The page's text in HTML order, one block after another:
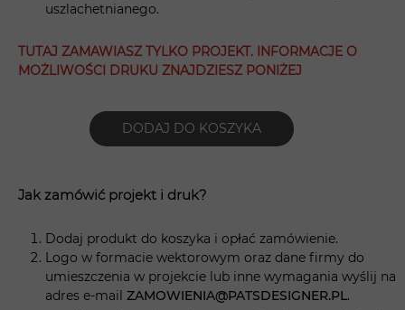
uszlachetnianego.
TUTAJ ZAMAWIASZ TYLKO PROJEKT. INFORMACJE O
MOŻLIWOŚCI DRUKU ZNAJDZIESZ PONIŻEJ
Jak zamówić projekt i druk?
Dodaj produkt do koszyka i opłać zamówienie.
Logo w formacie wektorowym oraz dane firmy do
umieszczenia w projekcie lub inne wymagania wyślij na
adres e-mail ZAMOWIENIA@PATSDESIGNER.PL.
DODAJ DO KOSZYKA